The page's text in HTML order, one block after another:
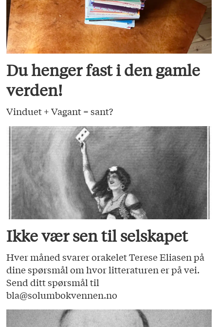
Du henger fast i den gamle
verden!
Vinduet + Vagant = sant?
Ikke vær sen til selskapet
Hver måned svarer orakelet Terese Eliasen på
dine spørsmål om hvor litteraturen er på vei.
Send ditt spørsmål til
bla@solumbokvennen.no